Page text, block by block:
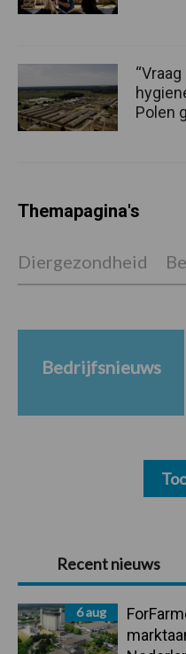
Primaire
Sidebar
Recent nieuws
6 aug
Polen
Themapagina's
Diergezondheid
Bedrijfsnieuws